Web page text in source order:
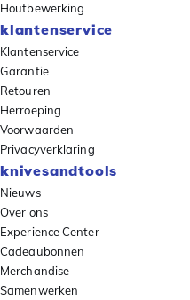
Houtbewerking
klantenservice
Klantenservice
Garantie
Retouren
Herroeping
Voorwaarden
Privacyverklaring
knivesandtools
Nieuws
Over ons
Experience Center
Cadeaubonnen
Merchandise
Samenwerken